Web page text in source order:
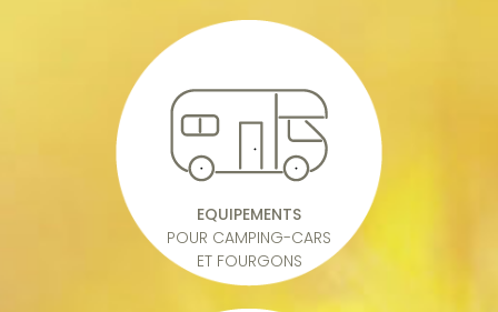
EQUIPEMENTS
POUR CAMPING-CARS
ET FOURGONS